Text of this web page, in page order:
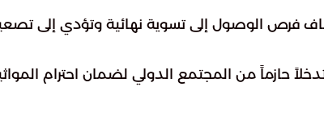
فرص الوصول إلى تسوية نهائية وتؤدي إلى
حازماً من المجتمع الدولي لضمان احترام